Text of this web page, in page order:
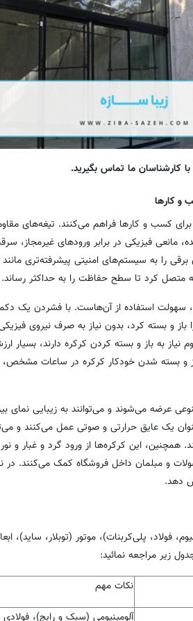
کارشناسان ما تماس بگیرید.
و کارها
کسب و کارها فراهم می‌کنند. تیغه‌های
مانعی فیزیکی در برابر ورودهای غیرمجاز،
برقی را به سیستم‌های امنیتی پیشرفته‌تری
متصل کرد تا سطح حفاظت را به حداکثر رساند.
سهولت استفاده از آن‌هاست. با فشردن یک
باز و بسته کرد، بدون نیاز به صرف نیروی
نیاز به باز و بسته کردن کرکره دارند، بسیار
و بسته شدن خودکار کرکره در ساعات مشخص،
عرضه می‌شوند و می‌توانند به زیبایی نمای
یک عایق حرارتی و صوتی عمل می‌کنند و
این کرکره‌ها از ورود گرد و غبار و
و مبلمان داخل فروشگاه کمک می‌کنند. در
دهد.
فولاد، پلی‌کربنات)، موتور (توبلار، ساید)،
زیر مراجعه نمائید:
نکات مهم
آلومینیومی (سبک و رایج)، فولادی